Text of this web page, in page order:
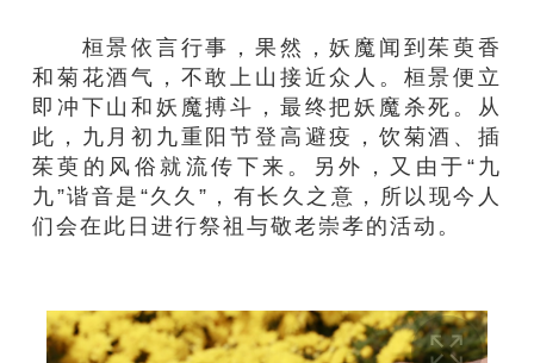
桓景依言行事，果然，妖魔闻到茱萸香
和菊花酒气，不敢上山接近众人。桓景便立
即冲下山和妖魔搏斗，最终把妖魔杀死。从
此，九月初九重阳节登高避疫，饮菊酒、插
茱萸的风俗就流传下来。另外，又由于“九
九”谐音是“久久”，有长久之意，所以现今人
们会在此日进行祭祖与敬老崇孝的活动。 ​